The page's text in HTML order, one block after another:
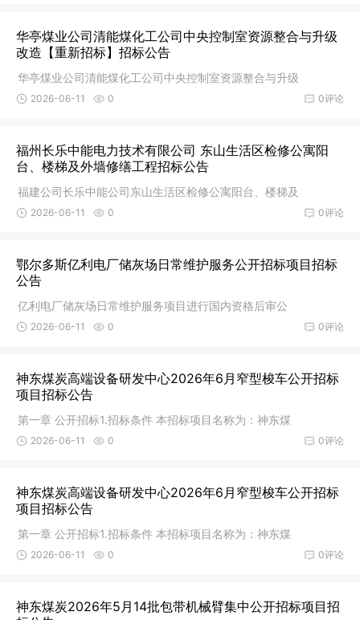
华亭煤业公司清能煤化工公司中央控制室资源整合与升级
改造【重新招标】招标公告
华亭煤业公司清能煤化工公司中央控制室资源整合与升级
0评论
2026-06-11 0
福州长乐中能电力技术有限公司 东山生活区检修公寓阳
台、楼梯及外墙修缮工程招标公告
福建公司长乐中能公司东山生活区检修公寓阳台、楼梯及
0评论
2026-06-11 0
鄂尔多斯亿利电厂储灰场日常维护服务公开招标项目招标
公告
亿利电厂储灰场日常维护服务项目进行国内资格后审公
0评论
2026-06-11 0
神东煤炭高端设备研发中心2026年6月窄型梭车公开招标
项目招标公告
第一章 公开招标1.招标条件 本招标项目名称为：神东煤
0评论
2026-06-11 0
神东煤炭高端设备研发中心2026年6月窄型梭车公开招标
项目招标公告
第一章 公开招标1.招标条件 本招标项目名称为：神东煤
0评论
2026-06-11 0
神东煤炭2026年5月14批包带机械臂集中公开招标项目招